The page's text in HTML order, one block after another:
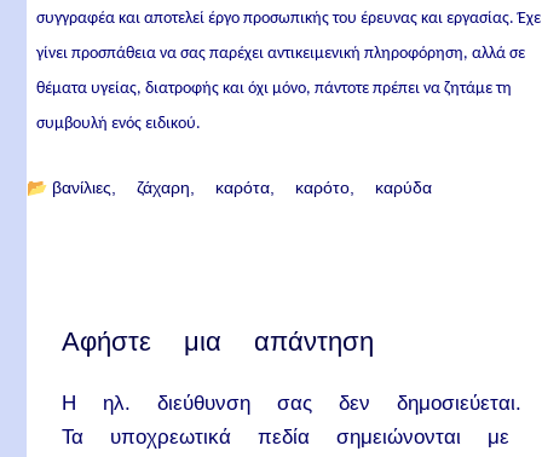
συγγραφέα και αποτελεί έργο προσωπικής του έρευνας και εργασίας.
γίνει προσπάθεια να σας παρέχει αντικειμενική πληροφόρηση, αλλά σε
θέματα υγείας, διατροφής και όχι μόνο, πάντοτε πρέπει να ζητάμε τη
συμβουλή ενός ειδικού.
📂 βανίλιες ζάχαρη καρότα καρότο καρύδα
Αφήστε μια απάντηση
Η ηλ. διεύθυνση σας δεν δημοσιεύεται.
Τα υποχρεωτικά πεδία σημειώνονται με